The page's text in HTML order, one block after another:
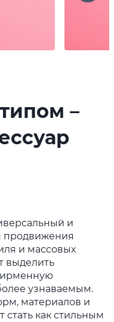
–
и
продвижения
и массовых
выделить
узнаваемым.
материалов и
стать как стильным